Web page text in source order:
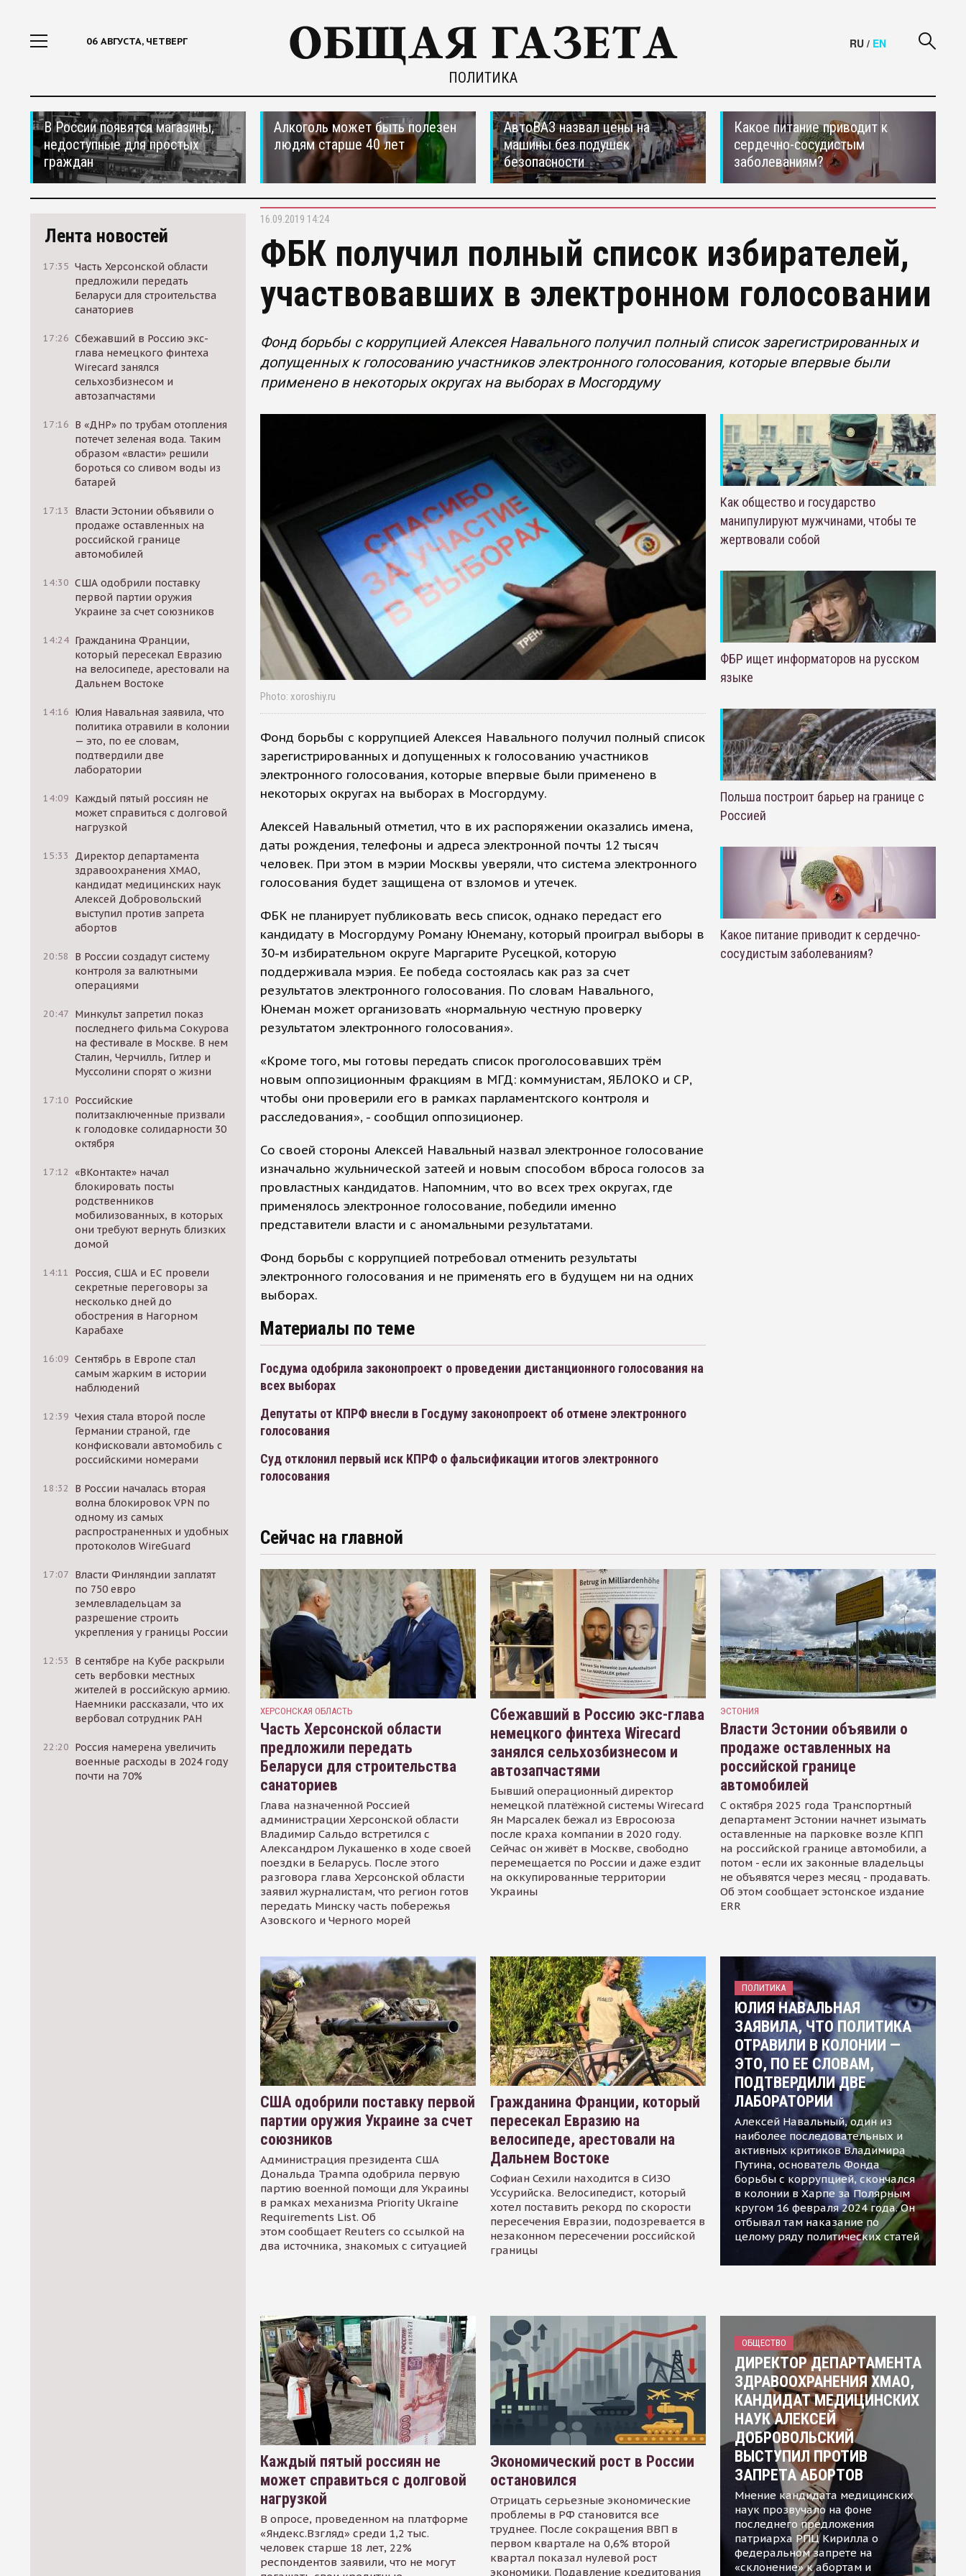
06 АВГУСТА, ЧЕТВЕРГ
ПОЛИТИКА
RU / EN
В России появятся магазины,
недоступные для простых
граждан
Алкоголь может быть полезен
людям старше 40 лет
АвтоВАЗ назвал цены на
машины без подушек
безопасности
Какое питание приводит к
сердечно-сосудистым
заболеваниям?
Лента новостей
17:35 Часть Херсонской области
предложили передать
Беларуси для строительства
санаториев
17:26 Сбежавший в Россию экс-
глава немецкого финтеха
Wirecard занялся
сельхозбизнесом и
автозапчастями
17:16 В «ДНР» по трубам отопления
потечет зеленая вода. Таким
образом «власти» решили
бороться со сливом воды из
батарей
17:13
Власти Эстонии объявили о
продаже оставленных на
российской границе
автомобилей
14:30 США одобрили поставку
первой партии оружия
Украине за счет союзников
14:24 Гражданина Франции,
который пересекал Евразию
на велосипеде, арестовали на
Дальнем Востоке
14:16 Юлия Навальная заявила, что
политика отравили в колонии
— это, по ее словам,
подтвердили две
лаборатории
14:09 Каждый пятый россиян не
может справиться с долговой
нагрузкой
15:33
Директор департамента
здравоохранения ХМАО,
кандидат медицинских наук
Алексей Добровольский
выступил против запрета
абортов
20:58
В России создадут систему
контроля за валютными
операциями
20:47 Минкульт запретил показ
последнего фильма Сокурова
на фестивале в Москве. В нем
Сталин, Черчилль, Гитлер и
Муссолини спорят о жизни
17:10 Российские
политзаключенные призвали
к голодовке солидарности 30
октября
17:12 «ВКонтакте» начал
блокировать посты
родственников
мобилизованных, в которых
они требуют вернуть близких
домой
14:11
Россия, США и ЕС провели
секретные переговоры за
несколько дней до
обострения в Нагорном
Карабахе
16:09 Сентябрь в Европе стал
самым жарким в истории
наблюдений
12:39 Чехия стала второй после
Германии страной, где
конфисковали автомобиль с
российскими номерами
18:32
В России началась вторая
волна блокировок VPN по
одному из самых
распространенных и удобных
протоколов WireGuard
17:07 Власти Финляндии заплатят
по 750 евро
землевладельцам за
разрешение строить
укрепления у границы России
12:53
В сентябре на Кубе раскрыли
сеть вербовки местных
жителей в российскую армию.
Наемники рассказали, что их
вербовал сотрудник РАН
22:20 Россия намерена увеличить
военные расходы в 2024 году
почти на 70%
16.09.2019 14:24
ФБК получил полный список избирателей,
участвовавших в электронном голосовании
Фонд борьбы с коррупцией Алексея Навального получил полный список зарегистрированных и
допущенных к голосованию участников электронного голосования, которые впервые были
применено в некоторых округах на выборах в Мосгордуму
Photo: xoroshiy.ru
Фонд борьбы с коррупцией Алексея Навального получил полный список
зарегистрированных и допущенных к голосованию участников
электронного голосования, которые впервые были применено в
некоторых округах на выборах в Мосгордуму.
Алексей Навальный отметил, что в их распоряжении оказались имена,
даты рождения, телефоны и адреса электронной почты 12 тысяч
человек. При этом в мэрии Москвы уверяли, что система электронного
голосования будет защищена от взломов и утечек.
ФБК не планирует публиковать весь список, однако передаст его
кандидату в Мосгордуму Роману Юнеману, который проиграл выборы в
30-м избирательном округе Маргарите Русецкой, которую
поддерживала мэрия. Ее победа состоялась как раз за счет
результатов электронного голосования. По словам Навального,
Юнеман может организовать «нормальную честную проверку
результатом электронного голосования».
«Кроме того, мы готовы передать список проголосовавших трём
новым оппозиционным фракциям в МГД: коммунистам, ЯБЛОКО и СР,
чтобы они проверили его в рамках парламентского контроля и
расследования», - сообщил оппозиционер.
Со своей стороны Алексей Навальный назвал электронное голосование
изначально жульнической затеей и новым способом вброса голосов за
провластных кандидатов. Напомним, что во всех трех округах, где
применялось электронное голосование, победили именно
представители власти и с аномальными результатами.
Фонд борьбы с коррупцией потребовал отменить результаты
электронного голосования и не применять его в будущем ни на одних
выборах.
Материалы по теме
Госдума одобрила законопроект о проведении дистанционного голосования на
всех выборах
Депутаты от КПРФ внесли в Госдуму законопроект об отмене электронного
голосования
Суд отклонил первый иск КПРФ о фальсификации итогов электронного
голосования
Как общество и государство
манипулируют мужчинами, чтобы те
жертвовали собой
ФБР ищет информаторов на русском
языке
Польша построит барьер на границе с
Россией
Какое питание приводит к сердечно-
сосудистым заболеваниям?
Сейчас на главной
ХЕРСОНСКАЯ ОБЛАСТЬ
Часть Херсонской области
предложили передать
Беларуси для строительства
санаториев
Глава назначенной Россией
администрации Херсонской области
Владимир Сальдо встретился с
Александром Лукашенко в ходе своей
поездки в Беларусь. После этого
разговора глава Херсонской области
заявил журналистам, что регион готов
передать Минску часть побережья
Азовского и Черного морей
Сбежавший в Россию экс-глава
немецкого финтеха Wirecard
занялся сельхозбизнесом и
автозапчастями
Бывший операционный директор
немецкой платёжной системы Wirecard
Ян Марсалек бежал из Евросоюза
после краха компании в 2020 году.
Сейчас он живёт в Москве, свободно
перемещается по России и даже ездит
на оккупированные территории
Украины
ЭСТОНИЯ
Власти Эстонии объявили о
продаже оставленных на
российской границе
автомобилей
С октября 2025 года Транспортный
департамент Эстонии начнет изымать
оставленные на парковке возле КПП
на российской границе автомобили, а
потом - если их законные владельцы
не объявятся через месяц - продавать.
Об этом сообщает эстонское издание
ERR
США одобрили поставку первой
партии оружия Украине за счет
союзников
Администрация президента США
Дональда Трампа одобрила первую
партию военной помощи для Украины
в рамках механизма Priority Ukraine
Requirements List. Об
этом сообщает Reuters со ссылкой на
два источника, знакомых с ситуацией
Гражданина Франции, который
пересекал Евразию на
велосипеде, арестовали на
Дальнем Востоке
Софиан Сехили находится в СИЗО
Уссурийска. Велосипедист, который
хотел поставить рекорд по скорости
пересечения Евразии, подозревается в
незаконном пересечении российской
границы
ПОЛИТИКА
ЮЛИЯ НАВАЛЬНАЯ
ЗАЯВИЛА, ЧТО ПОЛИТИКА
ОТРАВИЛИ В КОЛОНИИ —
ЭТО, ПО ЕЕ СЛОВАМ,
ПОДТВЕРДИЛИ ДВЕ
ЛАБОРАТОРИИ
Алексей Навальный, один из
наиболее последовательных и
активных критиков Владимира
Путина, основатель Фонда
борьбы с коррупцией, скончался
в колонии в Харпе за Полярным
кругом 16 февраля 2024 года. Он
отбывал там наказание по
целому ряду политических статей
Каждый пятый россиян не
может справиться с долговой
нагрузкой
В опросе, проведенном на платформе
«Яндекс.Взгляд» среди 1,2 тыс.
человек старше 18 лет, 22%
респондентов заявили, что не могут
Экономический рост в России
остановился
Отрицать серьезные экономические
проблемы в РФ становится все
труднее. После сокращения ВВП в
первом квартале на 0,6% второй
квартал показал нулевой рост
экономики. Подавление кредитования
ОБЩЕСТВО
ДИРЕКТОР ДЕПАРТАМЕНТА
ЗДРАВООХРАНЕНИЯ ХМАО,
КАНДИДАТ МЕДИЦИНСКИХ
НАУК АЛЕКСЕЙ
ДОБРОВОЛЬСКИЙ
ВЫСТУПИЛ ПРОТИВ
ЗАПРЕТА АБОРТОВ
Мнение кандидата медицинских
наук прозвучало на фоне
последнего предложения
патриарха РПЦ Кирилла о
федеральном запрете на
«склонение» к абортам и